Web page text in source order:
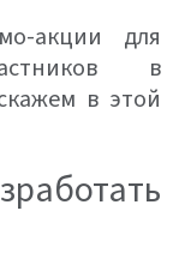
акции для
в
в этой